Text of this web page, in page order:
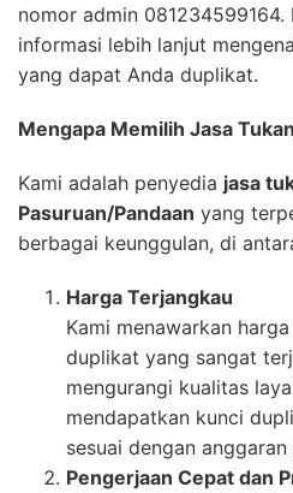
nomor admin 081234599164.
informasi lebih lanjut
yang dapat Anda duplikat.
Mengapa Memilih Jasa
Kami adalah penyedia jasa
Pasuruan/Pandaan yang
berbagai keunggulan, di
Harga Terjangkau
Kami menawarkan
duplikat yang sangat
mengurangi kualitas
mendapatkan kunci
sesuai dengan anggaran
Pengerjaan Cepat dan